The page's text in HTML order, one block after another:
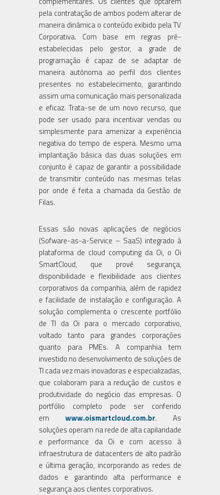
pela contratação de ambos podem alterar de
maneira dinâmica o conteúdo exibido pela TV
Corporativa. Com base em regras pré-
estabelecidas pelo gestor, a grade de
programação é capaz de se adaptar de
maneira autônoma ao perfil dos clientes
presentes no estabelecimento, garantindo
assim uma comunicação mais personalizada
e eficaz. Trata-se de um novo recurso, que
pode ser usado para incentivar vendas ou
simplesmente para amenizar a experiência
negativa do tempo de espera. Mesmo uma
implantação básica das duas soluções em
conjunto é capaz de garantir a possibilidade
de transmitir conteúdo nas mesmas telas
por onde é feita a chamada da Gestão de
Filas.
Essas são novas aplicações de negócios
(Sofware-as-a-Service – SaaS) integrado à
plataforma de cloud computing da Oi, o Oi
SmartCloud, que provê segurança,
disponibilidade e flexibilidade aos clientes
corporativos da companhia, além de rapidez
e facilidade de instalação e configuração. A
solução complementa o crescente portfólio
de TI da Oi para o mercado corporativo,
voltado tanto para grandes corporações
quanto para PMEs. A companhia tem
investido no desenvolvimento de soluções de
TI cada vez mais inovadoras e especializadas,
que colaboram para a redução de custos e
produtividade do negócio das empresas. O
portfólio completo pode ser conferido
em www.oismartcloud.com.br. As
soluções operam na rede de alta capilaridade
e performance da Oi e com acesso à
infraestrutura de datacenters de alto padrão
e última geração, incorporando as redes de
dados e garantindo alta performance e
segurança aos clientes corporativos.